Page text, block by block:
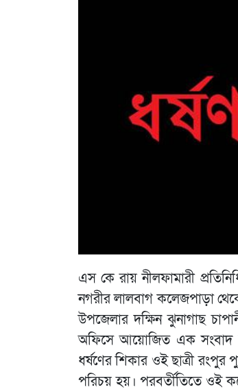
এস কে রায় নীলফামারী
নগরীর লালবাগ কলেজপাড়া
উপজেলার দক্ষিন ঝুনাগাছ
অফিসে আয়োজিত এক সংবাদ
ধর্ষণের শিকার ওই ছাত্রী
পরিচয় হয়। পরবর্তীতিতে ওই